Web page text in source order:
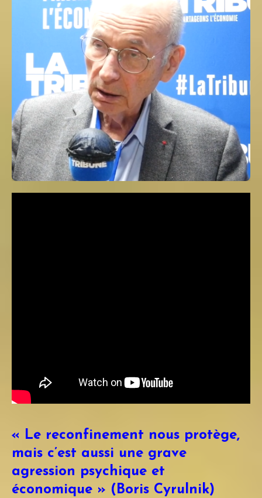
« Le reconfinement nous protège,
mais c’est aussi une grave
agression psychique et
économique » (Boris Cyrulnik)